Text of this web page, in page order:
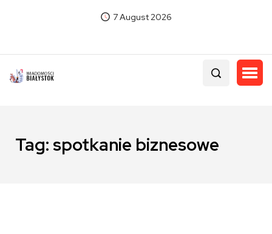
7 August 2026
Tag:spotkanie biznesowe